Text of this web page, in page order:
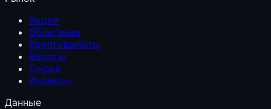
Акции
Облигации
Криптовалюты
Валюты
Сырьё
Индексы
Данные